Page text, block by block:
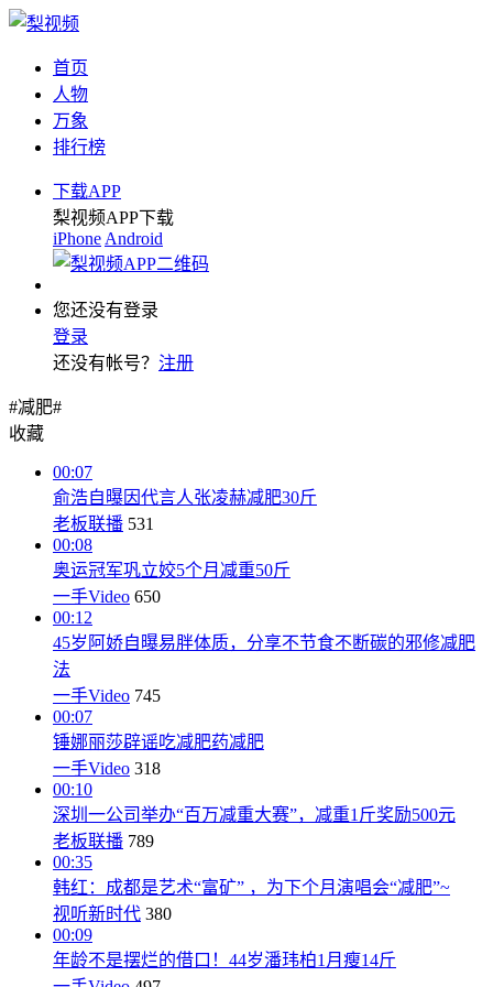
首页
人物
万象
排行榜
下载APP
梨视频APP下载
iPhone Android
您还没有登录
登录
还没有帐号？ 注册
#减肥#
收藏
00:07
俞浩自曝因代言人张凌赫减肥30斤
老板联播 531
00:08
奥运冠军巩立姣5个月减重50斤
一手Video 650
00:12
45岁阿娇自曝易胖体质，分享不节食不断碳的邪修减肥
法
一手Video 745
00:07
锤娜丽莎辟谣吃减肥药减肥
一手Video 318
00:10
深圳一公司举办“百万减重大赛”，减重1斤奖励500元
老板联播 789
00:35
韩红：成都是艺术“富矿” ，为下个月演唱会“减肥”~
视听新时代 380
00:09
年龄不是摆烂的借口！44岁潘玮柏1月瘦14斤